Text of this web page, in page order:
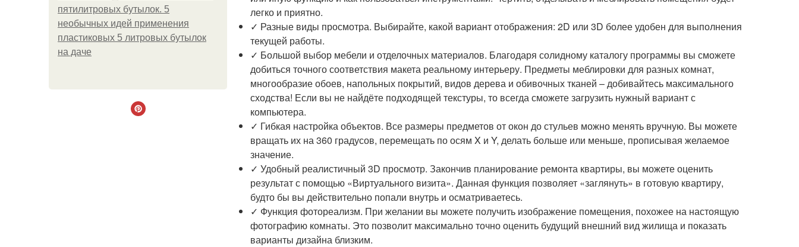
пятилитровых бутылок. 5
необычных идей применения
пластиковых 5 литровых бутылок
на даче
легко и приятно.
✓ Разные виды просмотра. Выбирайте, какой вариант отображения: 2D или 3D более удобен для выполнения
текущей работы.
✓ Большой выбор мебели и отделочных материалов. Благодаря солидному каталогу программы вы сможете
добиться точного соответствия макета реальному интерьеру. Предметы меблировки для разных комнат,
многообразие обоев, напольных покрытий, видов дерева и обивочных тканей – добивайтесь максимального
сходства! Если вы не найдёте подходящей текстуры, то всегда сможете загрузить нужный вариант с
компьютера.
✓ Гибкая настройка объектов. Все размеры предметов от окон до стульев можно менять вручную. Вы можете
вращать их на 360 градусов, перемещать по осям X и Y, делать больше или меньше, прописывая желаемое
значение.
✓ Удобный реалистичный 3D просмотр. Закончив планирование ремонта квартиры, вы можете оценить
результат с помощью «Виртуального визита». Данная функция позволяет «заглянуть» в готовую квартиру,
будто бы вы действительно попали внутрь и осматриваетесь.
✓ Функция фотореализм. При желании вы можете получить изображение помещения, похожее на настоящую
фотографию комнаты. Это позволит максимально точно оценить будущий внешний вид жилища и показать
варианты дизайна близким.